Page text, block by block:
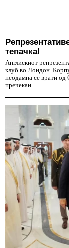
тепачка!
Англискиот
клуб во Лондон.
неодамна се врати од
пречекан